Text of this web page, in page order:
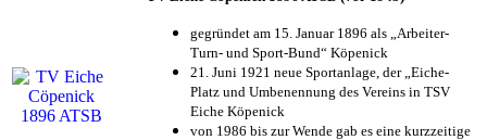
gegründet am 15. Januar 1896 als „Arbeiter-
Turn- und Sport-Bund“ Köpenick
21. Juni 1921 neue Sportanlage, der „Eiche-
Platz und Umbenennung des Vereins in TSV
Eiche Köpenick
von 1986 bis zur Wende gab es eine kurzzeitige